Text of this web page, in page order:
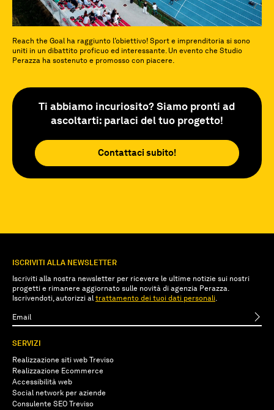
Reach the Goal ha raggiunto l’obiettivo! Sport e imprenditoria si sono
uniti in un dibattito proficuo ed interessante. Un evento che Studio
Perazza ha sostenuto e promosso con piacere.
Ti abbiamo incuriosito? Siamo pronti ad
ascoltarti: parlaci del tuo progetto!
Contattaci subito!
ISCRIVITI ALLA NEWSLETTER
Iscriviti alla nostra newsletter per ricevere le ultime notizie sui nostri
progetti e rimanere aggiornato sulle novità di agenzia Perazza.
Iscrivendoti, autorizzi al trattamento dei tuoi dati personali.
SERVIZI
Realizzazione siti web Treviso
Realizzazione Ecommerce
Accessibilità web
Social network per aziende
Consulente SEO Treviso